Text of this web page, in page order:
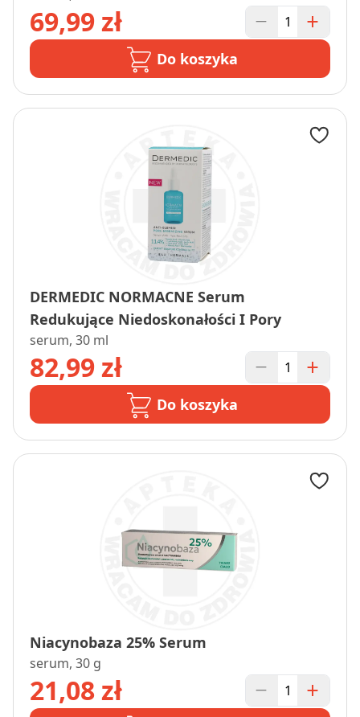
69,99 zł
Do koszyka
DERMEDIC NORMACNE Serum
Redukujące Niedoskonałości I Pory
serum, 30 ml
82,99 zł
Do koszyka
Niacynobaza 25% Serum
serum, 30 g
21,08 zł